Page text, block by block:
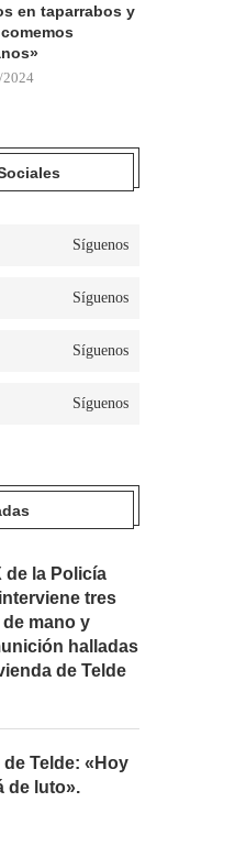
en taparrabos y
2024
Síguenos
Síguenos
Síguenos
Síguenos
de la Policía
tres
mano y
halladas
de Telde
de Telde: «Hoy
de luto».